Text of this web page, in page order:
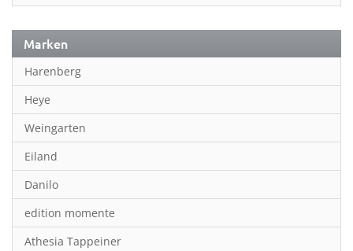
Marken
Harenberg
Heye
Weingarten
Eiland
Danilo
edition momente
Athesia Tappeiner